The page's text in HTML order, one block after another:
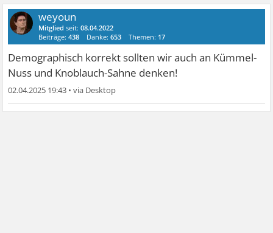
weyoun
Mitglied seit:08.04.2022
Beiträge:438 Danke:653 Themen: 17
Demographisch korrekt sollten wir auch an Kümmel-
Nuss und Knoblauch-Sahne denken!
02.04.2025 19:43 •